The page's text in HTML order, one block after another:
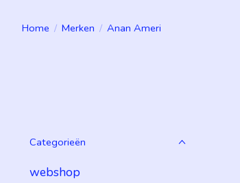
Home / Merken / Anan Ameri
Categorieën
webshop